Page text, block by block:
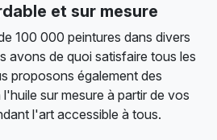
et sur mesure
100 000 peintures dans divers
avons de quoi satisfaire tous les
proposons également des
sur mesure à partir de vos
l'art accessible à tous.